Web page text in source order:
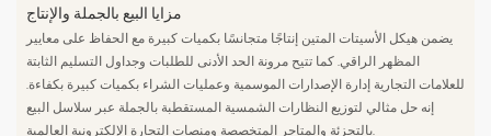
مزايا البيع بالجملة والإنتاج
يضمن هيكل الأسيتات المتين إنتاجًا متجانسًا بكميات كبيرة مع الحفاظ على معايير
المظهر الراقي. كما تتيح مرونة الحد الأدنى للطلبات وجداول التسليم الثابتة
للعلامات التجارية إدارة الإصدارات الموسمية وعمليات الشراء بكميات كبيرة بكفاءة.
إنه حل مثالي لتوزيع النظارات الشمسية المستقطبة بالجملة عبر سلاسل البيع
بالتجزئة والمتاجر المتخصصة ومنصات التجارة الإلكترونية العالمية.